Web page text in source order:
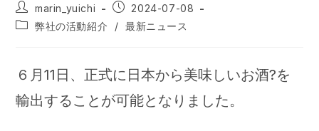
投
稿
marin_yuichi
投
稿
公
2024-07-08
投
ゴ
リ
ー:
弊社の活動紹介 / 最新ニュース
６月11日、正式に日本から美味しいお酒?を
輸出することが可能となりました。